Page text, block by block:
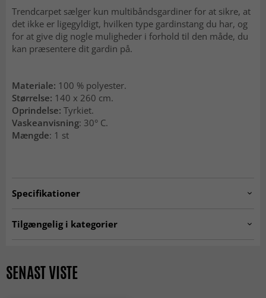
Trendcarpet sælger kun multibåndsgardiner for at sikre, at
det ikke er ligegyldigt, hvilken type gardinstang du har, og
for at give dig nogle muligheder i forhold til den måde, du
kan præsentere dit gardin på.
Materiale: 100 % polyester.
Størrelse: 140 x 260 cm.
Oprindelse: Tyrkiet.
Vaskeanvisning: 30° C.
Mængde: 1 st
Specifikationer
Tilgængelig i kategorier
SENAST VISTE